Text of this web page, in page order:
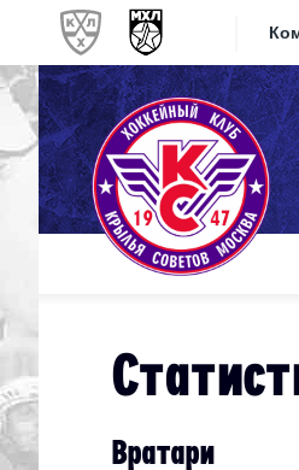
Вратари